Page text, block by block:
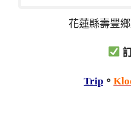
花蓮縣壽豐
Trip 。